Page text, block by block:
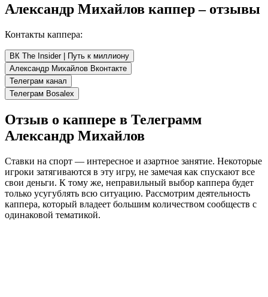
Александр Михайлов каппер – отзывы
Контакты каппера:
ВК The Insider | Путь к миллиону
Александр Михайлов Вконтакте
Телеграм канал
Телеграм Bosalex
Отзыв о каппере в Телеграмм
Александр Михайлов
Ставки на спорт — интересное и азартное занятие. Некоторые
игроки затягиваются в эту игру, не замечая как спускают все
свои деньги. К тому же, неправильный выбор каппера будет
только усугублять всю ситуацию. Рассмотрим деятельность
каппера, который владеет большим количеством сообществ с
одинаковой тематикой.